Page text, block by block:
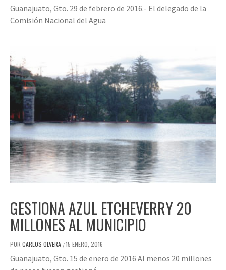
Guanajuato, Gto. 29 de febrero de 2016.- El delegado de la
Comisión Nacional del Agua
GESTIONA AZUL ETCHEVERRY 20
MILLONES AL MUNICIPIO
POR CARLOS OLVERA /15 ENERO, 2016
Guanajuato, Gto. 15 de enero de 2016 Al menos 20 millones